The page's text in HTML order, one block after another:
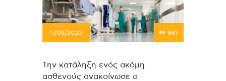
17/03/2020 841
Την κατάληξη ενός ακόμη
ασθενούς ανακοίνωσε ο